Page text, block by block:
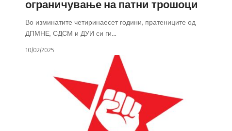
ограничување на патни трошоци
Во изминатите четиринаесет години, пратениците од
ДПМНЕ, СДСМ и ДУИ си ги…
10/02/2025